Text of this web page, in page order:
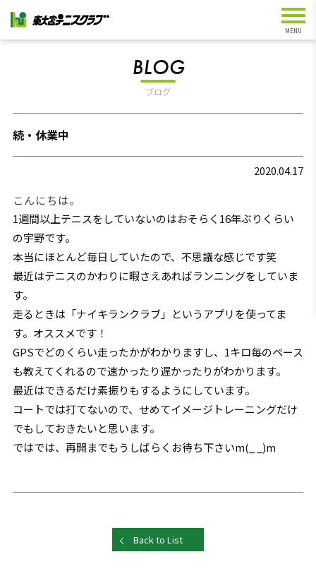
BLOG
ブログ
続・休業中
2020.04.17
こんにちは。
1週間以上テニスをしていないのはおそらく16年ぶりくらい
の宇野です。
本当にほとんど毎日していたので、不思議な感じです笑
最近はテニスのかわりに暇さえあればランニングをしていま
す。
走るときは「ナイキランクラブ」というアプリを使ってま
す。オススメです！
GPSでどのくらい走ったかがわかりますし、1キロ毎のペース
も教えてくれるので速かったり遅かったりがわかります。
最近はできるだけ素振りもするようにしています。
コートでは打てないので、せめてイメージトレーニングだけ
でもしておきたいと思います。
ではでは、再開までもうしばらくお待ち下さいm(_ _)m
Back to List